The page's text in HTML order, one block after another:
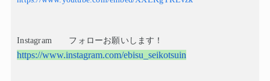
Instagram フォローお願いします！
https://www.instagram.com/ebisu_seikotsuin